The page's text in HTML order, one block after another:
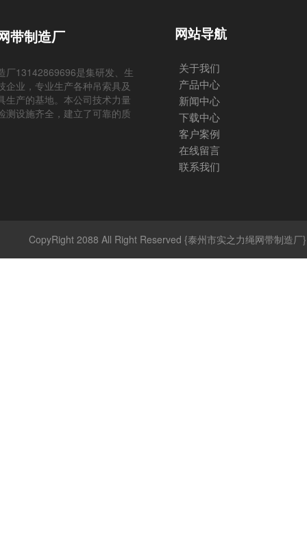
带制造厂
厂13142869696是集研发、生
企业，专业生产各种吊索具及
生产的基地。本公司技术力量
测设施齐全，建立了可靠的质
网站导航
关于我们
产品中心
新闻中心
下载中心
客户案例
在线留言
联系我们
CopyRight 2088 All Right Reserved {泰州市实之力绳网带制造